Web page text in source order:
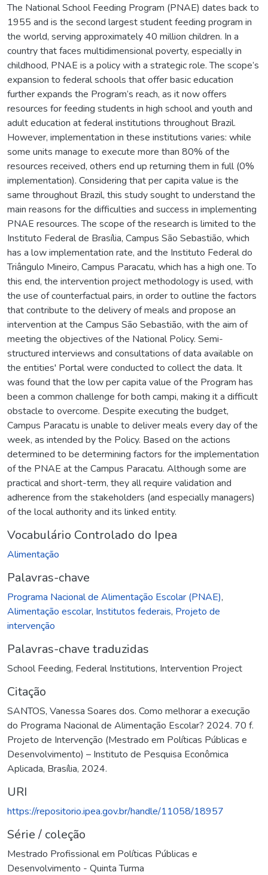
The National School Feeding Program (PNAE) dates back to
1955 and is the second largest student feeding program in
the world, serving approximately 40 million children. In a
country that faces multidimensional poverty, especially in
childhood, PNAE is a policy with a strategic role. The scope’s
expansion to federal schools that offer basic education
further expands the Program’s reach, as it now offers
resources for feeding students in high school and youth and
adult education at federal institutions throughout Brazil.
However, implementation in these institutions varies: while
some units manage to execute more than 80% of the
resources received, others end up returning them in full (0%
implementation). Considering that per capita value is the
same throughout Brazil, this study sought to understand the
main reasons for the difficulties and success in implementing
PNAE resources. The scope of the research is limited to the
Instituto Federal de Brasília, Campus São Sebastião, which
has a low implementation rate, and the Instituto Federal do
Triângulo Mineiro, Campus Paracatu, which has a high one. To
this end, the intervention project methodology is used, with
the use of counterfactual pairs, in order to outline the factors
that contribute to the delivery of meals and propose an
intervention at the Campus São Sebastião, with the aim of
meeting the objectives of the National Policy. Semi-
structured interviews and consultations of data available on
the entities' Portal were conducted to collect the data. It
was found that the low per capita value of the Program has
been a common challenge for both campi, making it a difficult
obstacle to overcome. Despite executing the budget,
Campus Paracatu is unable to deliver meals every day of the
week, as intended by the Policy. Based on the actions
determined to be determining factors for the implementation
of the PNAE at the Campus Paracatu. Although some are
practical and short-term, they all require validation and
adherence from the stakeholders (and especially managers)
of the local authority and its linked entity.
Vocabulário Controlado do Ipea
Alimentação
Palavras-chave
Programa Nacional de Alimentação Escolar (PNAE),
Alimentação escolar, Institutos federais, Projeto de
intervenção
Palavras-chave traduzidas
School Feeding, Federal Institutions, Intervention Project
Citação
SANTOS, Vanessa Soares dos. Como melhorar a execução
do Programa Nacional de Alimentação Escolar? 2024. 70 f.
Projeto de Intervenção (Mestrado em Políticas Públicas e
Desenvolvimento) – Instituto de Pesquisa Econômica
Aplicada, Brasília, 2024.
URI
https://repositorio.ipea.gov.br/handle/11058/18957
Série / coleção
Mestrado Profissional em Políticas Públicas e
Desenvolvimento - Quinta Turma